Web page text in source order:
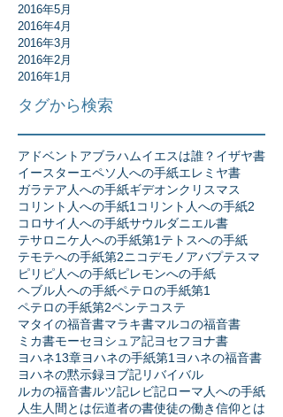
2016年5月
2016年4月
2016年3月
2016年2月
2016年1月
タグから検索
アドベント アブラハムイエスは誰？ イザヤ書
イースターエペソ人への手紙エレミヤ書
ガラテア人への手紙ギデオンクリスマス
コリント人への手紙1 コリント人への手紙2
コロサイ人への手紙サウルダニエル書
テサロニケ人への手紙第1 テトスへの手紙
テモテへの手紙第2ニコデモ ノアバプテスマ
ピリピ人への手紙ピレモンへの手紙
ヘブル人への手紙ペテロの手紙第1
ペテロの手紙第2ペンテコステ
マタイの福音書マラキ書マルコの福音書
ミカ書モーセヨシュア記ヨセフヨナ書
ヨハネ13章ヨハネの手紙第1 ヨハネの福音書
ヨハネの黙示録ヨブ記リバイバル
ルカの福音書ルツ記レビ記ローマ人への手紙
人生 人間とは伝道者の書使徒の働き信仰とは